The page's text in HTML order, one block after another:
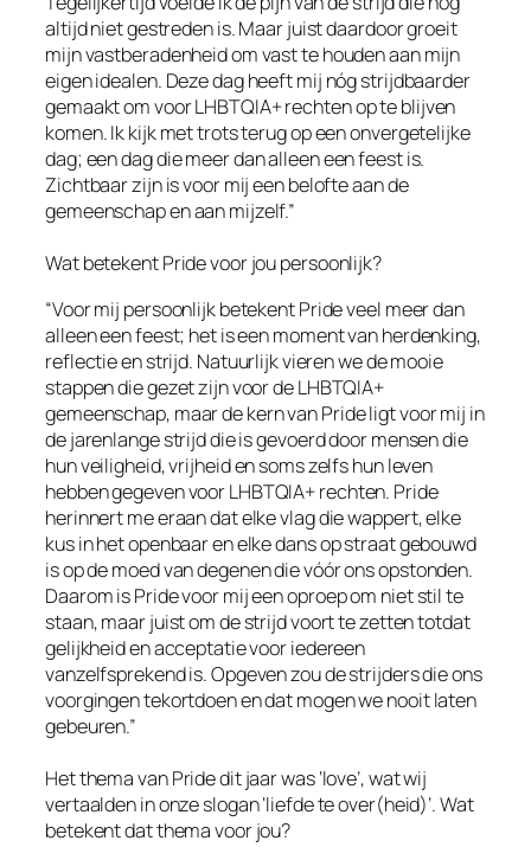
altijd niet gestreden is. Maar juist daardoor groeit
mijn vastberadenheid om vast te houden aan mijn
eigen idealen. Deze dag heeft mij nóg strijdbaarder
gemaakt om voor LHBTQIA+ rechten op te blijven
komen. Ik kijk met trots terug op een onvergetelijke
dag; een dag die meer dan alleen een feest is.
Zichtbaar zijn is voor mij een belofte aan de
gemeenschap en aan mijzelf.”
Wat betekent Pride voor jou persoonlijk?
“Voor mij persoonlijk betekent Pride veel meer dan
alleen een feest; het is een moment van herdenking,
reflectie en strijd. Natuurlijk vieren we de mooie
stappen die gezet zijn voor de LHBTQIA+
gemeenschap, maar de kern van Pride ligt voor mij in
de jarenlange strijd die is gevoerd door mensen die
hun veiligheid, vrijheid en soms zelfs hun leven
hebben gegeven voor LHBTQIA+ rechten. Pride
herinnert me eraan dat elke vlag die wappert, elke
kus in het openbaar en elke dans op straat gebouwd
is op de moed van degenen die vóór ons opstonden.
Daarom is Pride voor mij een oproep om niet stil te
staan, maar juist om de strijd voort te zetten totdat
gelijkheid en acceptatie voor iedereen
vanzelfsprekend is. Opgeven zou de strijders die ons
voorgingen tekortdoen en dat mogen we nooit laten
gebeuren.”
Het thema van Pride dit jaar was ‘love’, wat wij
vertaalden in onze slogan ‘liefde te over(heid)’. Wat
betekent dat thema voor jou?